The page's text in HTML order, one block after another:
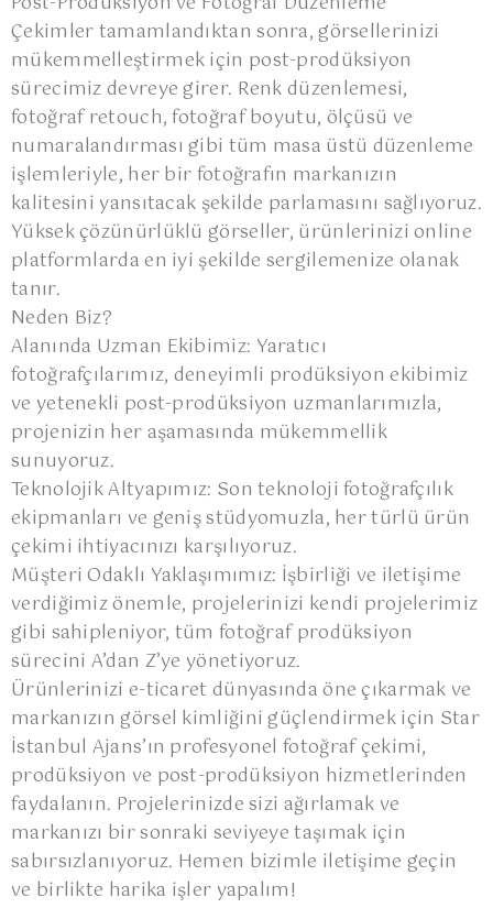
Çekimler tamamlandıktan sonra, görsellerinizi
mükemmelleştirmek için post-prodüksiyon
sürecimiz devreye girer. Renk düzenlemesi,
fotoğraf retouch, fotoğraf boyutu, ölçüsü ve
numaralandırması gibi tüm masa üstü düzenleme
işlemleriyle, her bir fotoğrafın markanızın
kalitesini yansıtacak şekilde parlamasını sağlıyoruz.
Yüksek çözünürlüklü görseller, ürünlerinizi online
platformlarda en iyi şekilde sergilemenize olanak
tanır.
Neden Biz?
Alanında Uzman Ekibimiz: Yaratıcı
fotoğrafçılarımız, deneyimli prodüksiyon ekibimiz
ve yetenekli post-prodüksiyon uzmanlarımızla,
projenizin her aşamasında mükemmellik
sunuyoruz.
Teknolojik Altyapımız: Son teknoloji fotoğrafçılık
ekipmanları ve geniş stüdyomuzla, her türlü ürün
çekimi ihtiyacınızı karşılıyoruz.
Müşteri Odaklı Yaklaşımımız: İşbirliği ve iletişime
verdiğimiz önemle, projelerinizi kendi projelerimiz
gibi sahipleniyor, tüm fotoğraf prodüksiyon
sürecini A’dan Z’ye yönetiyoruz.
Ürünlerinizi e-ticaret dünyasında öne çıkarmak ve
markanızın görsel kimliğini güçlendirmek için Star
İstanbul Ajans’ın profesyonel fotoğraf çekimi,
prodüksiyon ve post-prodüksiyon hizmetlerinden
faydalanın. Projelerinizde sizi ağırlamak ve
markanızı bir sonraki seviyeye taşımak için
sabırsızlanıyoruz. Hemen bizimle iletişime geçin
ve birlikte harika işler yapalım!